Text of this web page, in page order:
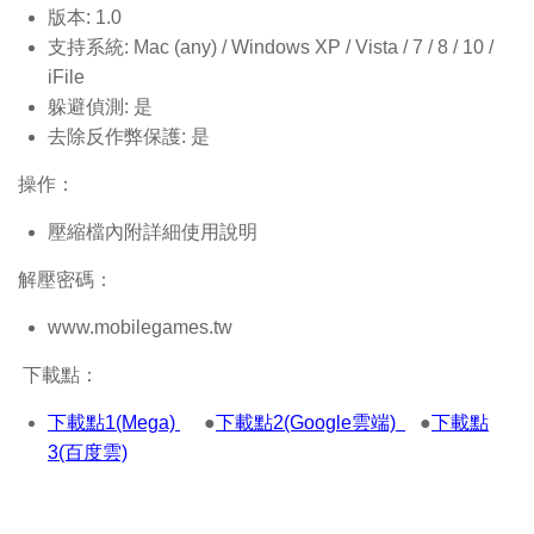
版本: 1.0
支持系統: Mac (any) / Windows XP / Vista / 7 / 8 / 10 /
iFile
躲避偵測: 是
去除反作弊保護: 是
操作：
壓縮檔內附詳細使用說明
解壓密碼：
www.mobilegames.tw
下載點：
下載點1(Mega) ●下載點2(Google雲端) ●下載點
3(百度雲)